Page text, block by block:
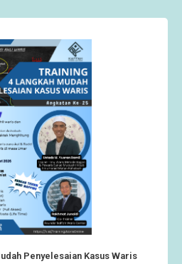
Penyelesaian Kasus Waris